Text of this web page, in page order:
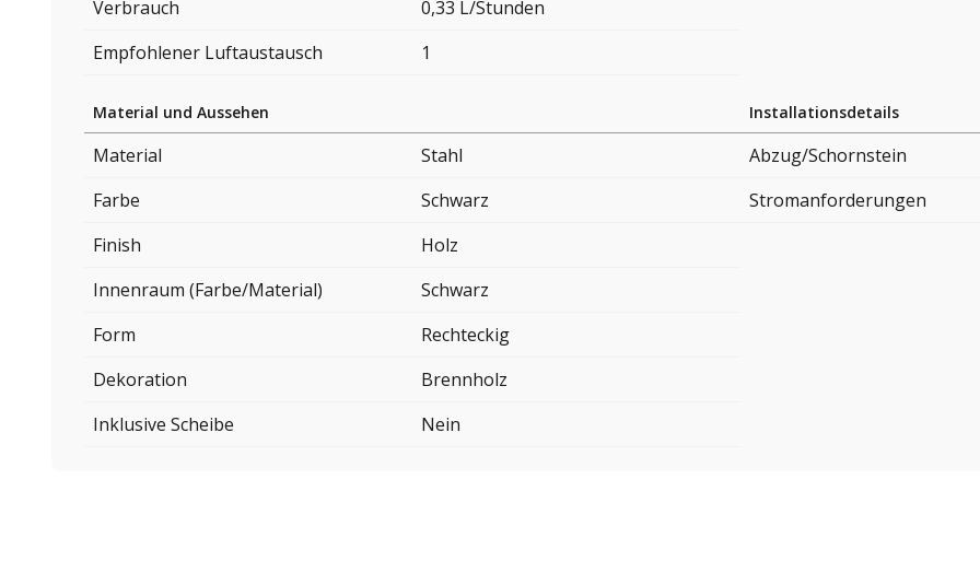
Verbrauch
0,33 L/Stunden
Empfohlener Luftaustausch
1
Material und Aussehen
Material
Stahl
Farbe
Schwarz
Finish
Holz
Innenraum (Farbe/Material)
Schwarz
Form
Rechteckig
Dekoration
Brennholz
Inklusive Scheibe
Nein
Installationsdetails
Abzug/Schornstein
Stromanforderungen